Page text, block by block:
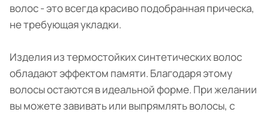
волос - это всегда красиво подобранная прическа,
не требующая укладки.
Изделия из термостойких синтетических волос
обладают эффектом памяти. Благодаря этому
волосы остаются в идеальной форме. При желании
вы можете завивать или выпрямлять волосы, с